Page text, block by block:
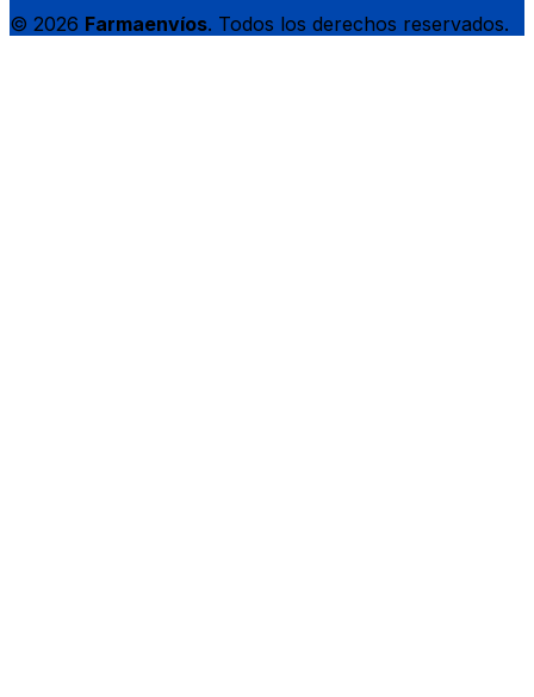
© 2026 Farmaenvíos. Todos los derechos reservados.